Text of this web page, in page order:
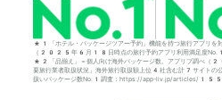
*1「ホテル・パッケージツアー予約」機能を持つ旅行アプリを
（2025年6月18日時点の旅行予約アプリ利用満足度No.1
*2「品揃え」＝個人向け海外パッケージ数。アプリブ調
要旅行業者取扱状況」海外旅行取扱額上位4社含む計7サイトの
扱いパッケージ数No.1調査：https://app-liv.jp/articles/